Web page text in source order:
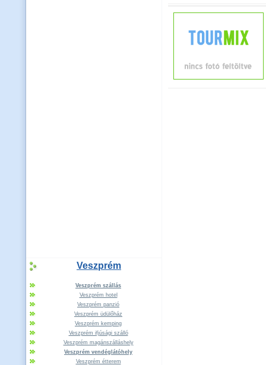
Veszprém
Veszprém szállás
Veszprém hotel
Veszprém panzió
Veszprém üdülőház
Veszprém kemping
Veszprém ifjúsági szálló
Veszprém magánszálláshely
Veszprém vendéglátóhely
Veszprém étterem